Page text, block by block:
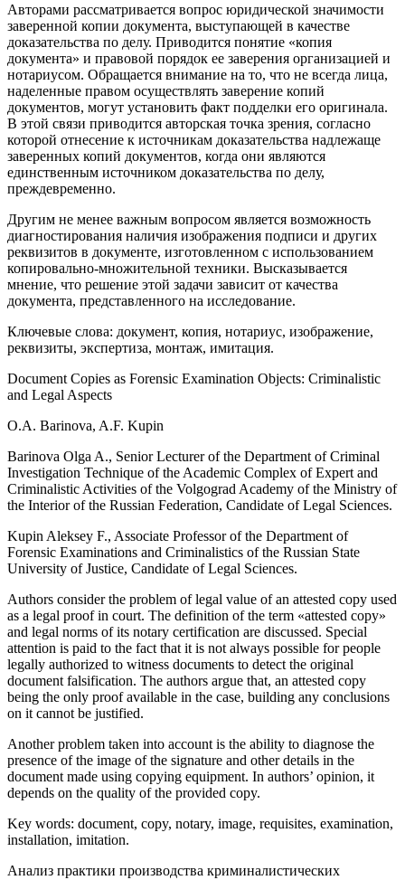
Авторами рассматривается вопрос юридической значимости
заверенной копии документа, выступающей в качестве
доказательства по делу. Приводится понятие «копия
документа» и правовой порядок ее заверения организацией и
нотариусом. Обращается внимание на то, что не всегда лица,
наделенные правом осуществлять заверение копий
документов, могут установить факт подделки его оригинала.
В этой связи приводится авторская точка зрения, согласно
которой отнесение к источникам доказательства надлежаще
заверенных копий документов, когда они являются
единственным источником доказательства по делу,
преждевременно.
Другим не менее важным вопросом является возможность
диагностирования наличия изображения подписи и других
реквизитов в документе, изготовленном с использованием
копировально-множительной техники. Высказывается
мнение, что решение этой задачи зависит от качества
документа, представленного на исследование.
Ключевые слова: документ, копия, нотариус, изображение,
реквизиты, экспертиза, монтаж, имитация.
Document Copies as Forensic Examination Objects: Criminalistic
and Legal Aspects
O.A. Barinova, A.F. Kupin
Barinova Olga A., Senior Lecturer of the Department of Criminal
Investigation Technique of the Academic Complex of Expert and
Criminalistic Activities of the Volgograd Academy of the Ministry of
the Interior of the Russian Federation, Candidate of Legal Sciences.
Kupin Aleksey F., Associate Professor of the Department of
Forensic Examinations and Criminalistics of the Russian State
University of Justice, Candidate of Legal Sciences.
Authors consider the problem of legal value of an attested copy used
as a legal proof in court. The definition of the term «attested copy»
and legal norms of its notary certification are discussed. Special
attention is paid to the fact that it is not always possible for people
legally authorized to witness documents to detect the original
document falsification. The authors argue that, an attested copy
being the only proof available in the case, building any conclusions
on it cannot be justified.
Another problem taken into account is the ability to diagnose the
presence of the image of the signature and other details in the
document made using copying equipment. In authors’ opinion, it
depends on the quality of the provided copy.
Key words: document, copy, notary, image, requisites, examination,
installation, imitation.
Анализ практики производства криминалистических